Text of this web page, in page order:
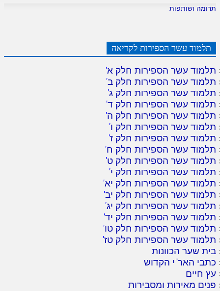
תרומה ושותפות
תלמוד עשר הספירות לקריאה
תלמוד עשר הספירות חלק א'
תלמוד עשר הספירות חלק ב'
תלמוד עשר הספירות חלק ג'
תלמוד עשר הספירות חלק ד'
תלמוד עשר הספירות חלק ה'
תלמוד עשר הספירות חלק ו'
תלמוד עשר הספירות חלק ז'
תלמוד עשר הספירות חלק ח'
תלמוד עשר הספירות חלק ט'
תלמוד עשר הספירות חלק י'
תלמוד עשר הספירות חלק יא'
תלמוד עשר הספירות חלק יב'
תלמוד עשר הספירות חלק יג'
תלמוד עשר הספירות חלק יד'
תלמוד עשר הספירות חלק טו'
תלמוד עשר הספירות חלק טז'
בית שער הכוונות
כתבי האר"י הקדוש
עץ חיים
פנים מאירות ומסבירות